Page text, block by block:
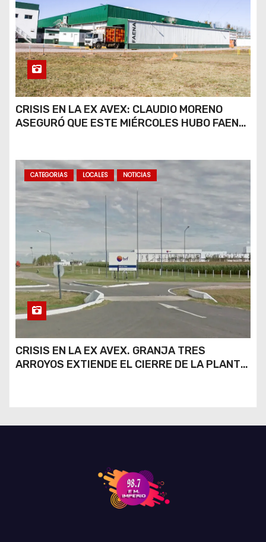
CRISIS EN LA EX AVEX: CLAUDIO MORENO
ASEGURÓ QUE ESTE MIÉRCOLES HUBO FAENA
CATEGORIAS LOCALES NOTICIAS
CRISIS EN LA EX AVEX. GRANJA TRES
ARROYOS EXTIENDE EL CIERRE DE LA PLANTA